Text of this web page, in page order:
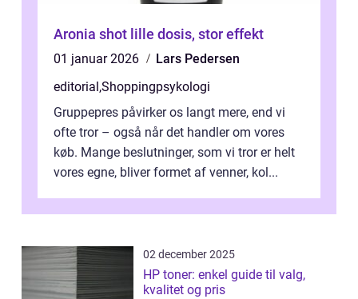
Aronia shot lille dosis, stor effekt
01 januar 2026
Lars Pedersen
editorial,Shoppingpsykologi
Gruppepres påvirker os langt mere, end vi
ofte tror – også når det handler om vores
køb. Mange beslutninger, som vi tror er helt
vores egne, bliver formet af venner, kol...
02 december 2025
HP toner: enkel guide til valg,
kvalitet og pris